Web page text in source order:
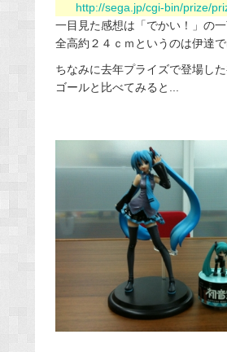
http://sega.jp/cgi-bin/prize/
一目見た感想は「でかい！」の一
全高約２４ｃｍというのは伊達で
ちなみに去年プライズで登場し
ゴールと比べてみると...